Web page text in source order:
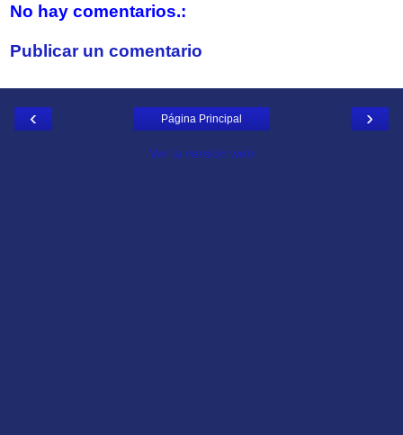
No hay comentarios.:
Publicar un comentario
‹ ›
Página Principal
Ver la versión web